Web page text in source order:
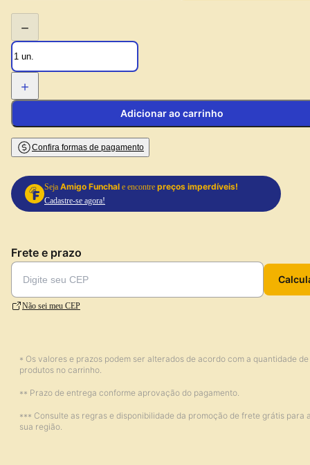
−
+
Adicionar ao carrinho
Confira formas de pagamento
Seja Amigo Funchal e encontre preços imperdíveis!
Cadastre-se agora!
Frete e prazo
Não sei meu CEP
* Os valores e prazos podem ser alterados de acordo com a quantidade de
produtos no carrinho.
** Prazo de entrega conforme aprovação do pagamento.
*** Consulte as regras e disponibilidade da promoção de frete grátis para
sua região.